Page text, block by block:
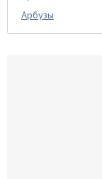
Арбузы
Аспарагус